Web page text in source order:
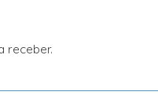
receber.